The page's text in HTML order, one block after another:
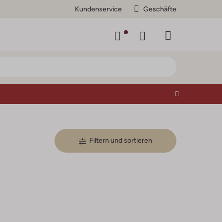
Kundenservice Geschäfte
Filtern und sortieren